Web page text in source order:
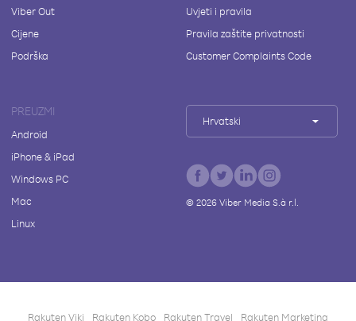
Viber Out
Cijene
Podrška
Uvjeti i pravila
Pravila zaštite privatnosti
Customer Complaints Code
PREUZMI
Android
iPhone & iPad
Windows PC
Mac
Linux
Hrvatski
© 2026Viber Media S.à r.l.
Rakuten Viki Rakuten Kobo Rakuten Travel Rakuten Marketing